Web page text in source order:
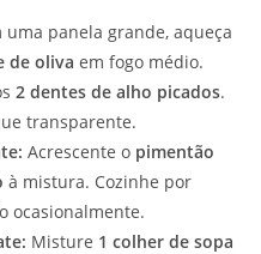
uma panela grande, aqueça
de oliva em fogo médio.
2 dentes de alho picados.
transparente.
Acrescente o pimentão
à mistura. Cozinhe por
ocasionalmente.
Misture 1 colher de sopa